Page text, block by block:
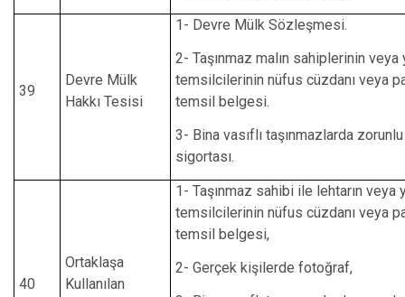
39
Devre Mülk
Hakkı Tesisi
1- Devre Mülk Sözleşmesi.
2- Taşınmaz malın sahiplerinin
temsilcilerinin nüfus cüzdanı veya
temsil belgesi.
3- Bina vasıflı taşınmazlarda
sigortası.
40
Ortaklaşa
Kullanılan
1- Taşınmaz sahibi ile lehtarın veya
temsilcilerinin nüfus cüzdanı veya
temsil belgesi,
2- Gerçek kişilerde fotoğraf,